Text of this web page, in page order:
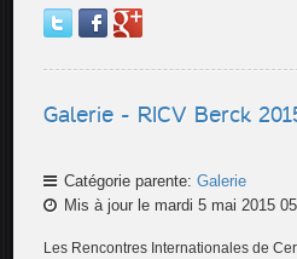
Galerie - RICV Berck
Catégorie parente:Galerie
Mis à jour le mardi 5 mai 2015
Les Rencontres Internationales de